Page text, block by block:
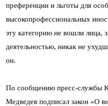
преференции и льготы для
высокопрофессиональных
эту категорию не вошли лица,
деятельностью, никак не
он.
По сообщению пресс-службы
Медведев подписал закон «О